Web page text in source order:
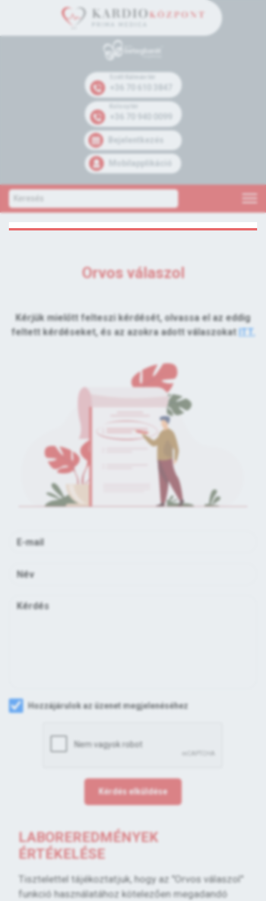
Bejelentkezés
Mobilapplikáció
Orvos válaszol
Kérjük mielőtt felteszi kérdését, olvassa el az eddig
feltett kérdéseket, és az azokra adott válaszokat ITT.
Hozzájárulok az üzenet megjelenéséhez
Kérdés elküldése
LABOREREDMÉNYEK
ÉRTÉKELÉSE
Tisztelettel tájékoztatjuk, hogy az "Orvos válaszol"
funkció használatához kötelezően megadandó